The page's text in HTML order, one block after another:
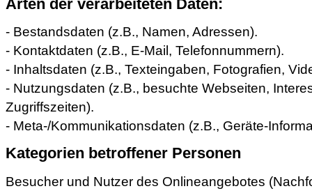
Arten der verarbeiteten Daten:
- Bestandsdaten (z.B., Namen, Adressen).
- Kontaktdaten (z.B., E-Mail, Telefonnummern).
- Inhaltsdaten (z.B., Texteingaben, Fotografien,
- Nutzungsdaten (z.B., besuchte Webseiten,
Zugriffszeiten).
- Meta-/Kommunikationsdaten (z.B., Geräte-
Kategorien betroffener Personen
Besucher und Nutzer des Onlineangebotes